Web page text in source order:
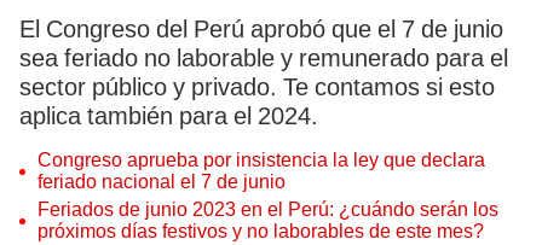
El Congreso del Perú aprobó que el 7 de junio
sea feriado no laborable y remunerado para el
sector público y privado. Te contamos si esto
aplica también para el 2024.
Congreso aprueba por insistencia la ley que declara
feriado nacional el 7 de junio
Feriados de junio 2023 en el Perú: ¿cuándo serán los
próximos días festivos y no laborables de este mes?